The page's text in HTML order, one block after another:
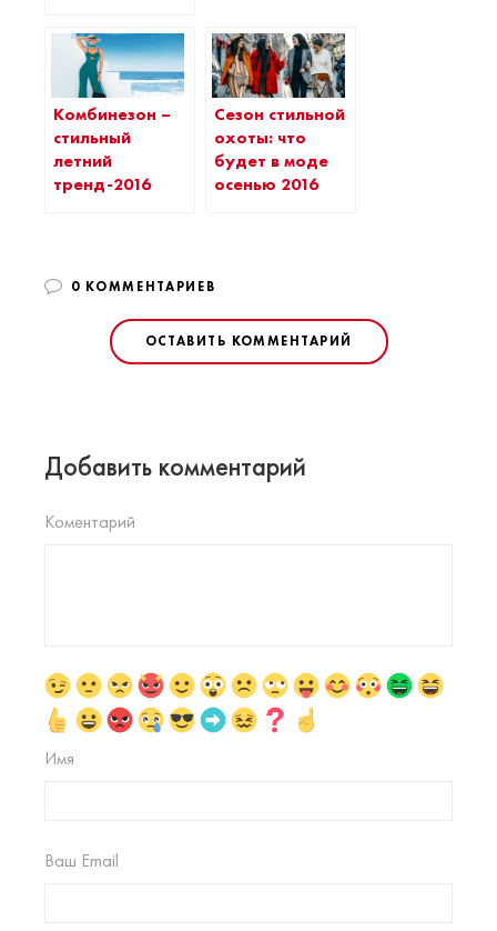
Комбинезон –
стильный
летний
тренд-2016
Сезон стильной
охоты: что
будет в моде
осенью 2016
0 КОММЕНТАРИЕВ
ОСТАВИТЬ КОММЕНТАРИЙ
Добавить комментарий
Коментарий
Имя
Ваш Email